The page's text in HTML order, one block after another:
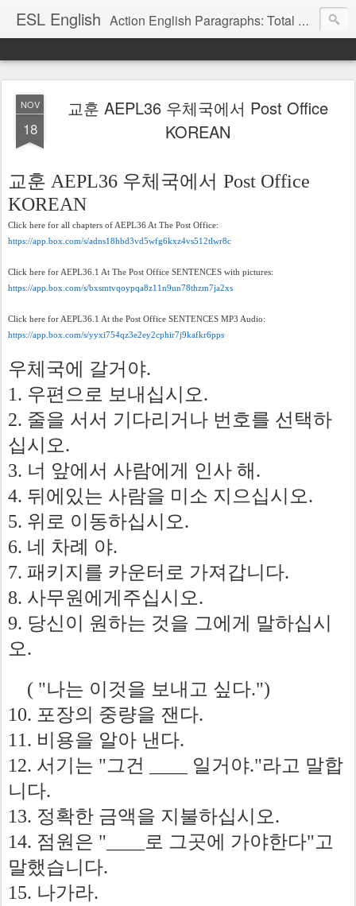
ESL English Action English Paragraphs: Total Physical Response (TPR) Paragraphs for the High School and Adult Language Student
NOV
18
교훈 AEPL36 우체국에서 Post Office
KOREAN
교훈 AEPL36 우체국에서 Post Office
KOREAN
Click here for all chapters of AEPL36 At The Post Office:
https://app.box.com/s/adns18hbd3vd5wfg6kxz4vs512tlwr8c
Click here for AEPL36.1 At The Post Office SENTENCES with pictures:
https://app.box.com/s/bxsmtvqoypqa8z11n9un78thzm7ja2xs
Click here for AEPL36.1 At the Post Office SENTENCES MP3 Audio:
https://app.box.com/s/yyxi754qz3e2ey2cphir7j9kafkr6pps
우체국에 갈거야.
1. 우편으로 보내십시오.
2. 줄을 서서 기다리거나 번호를 선택하
십시오.
3. 너 앞에서 사람에게 인사 해 .
4. 뒤에있는 사람을 미소 지으십시오.
5. 위로 이동하십시오.
6. 네 차례 야.
7. 패키지를 카운터로 가져갑니다.
8. 사무원에게주십시오.
9. 당신이 원하는 것을 그에게 말하십시
오.
( "나는 이것을 보내고 싶다.")
10. 포장의 중량을 잰다.
11. 비용을 알아 낸다.
12. 서기는 "그건 일거야."라고 말합
니다.
13. 정확한 금액을 지불하십시오.
14. 점원은 "____ 로 그곳에 가야한다"고
말했습니다.
15. 나가라.